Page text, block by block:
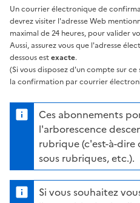
Un courrier électronique de
devrez visiter l'adresse Web
maximal de 24 heures, pour valider
Aussi, assurez vous que l'adresse
dessous estexacte.
(Si vous disposez d'un compte sur
la confirmation par courrier
Ces abonnements
l'arborescence
rubrique (c'est-à-dire
sous rubriques, etc.).
Si vous souhaitez